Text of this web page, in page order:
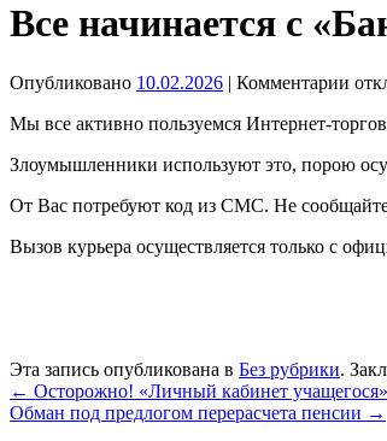
Все начинается с
Опубликовано 10.02.2026 | Комментарии к
Все
с
Мы все активно пользуемся Интернет-
Злоумышленники используют это, порою
От Вас потребуют код из СМС. Не
Вызов курьера осуществляется только с
Эта запись опубликована в Без рубрики.
← Осторожно! «Личный кабинет
Обман под предлогом перерасчета пенсии →